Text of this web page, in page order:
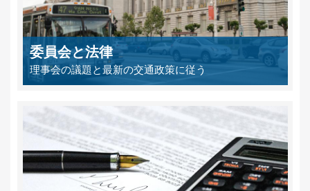
委員会と法律
理事会の議題と最新の交通政策に従う